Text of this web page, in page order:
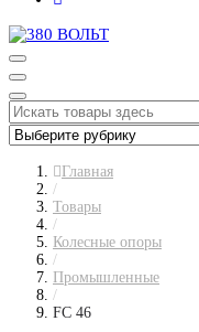
Главная
/
Товары
/
Колесные опоры
/
Промышленные
/
FC 46